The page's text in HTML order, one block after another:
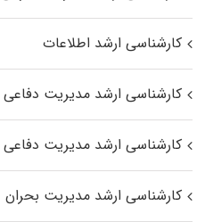
کارشناسی ارشد اطلاعات
کارشناسی ارشد مدیریت دفاعی ۱
کارشناسی ارشد مدیریت دفاعی ۲
کارشناسی ارشد مدیریت بحران